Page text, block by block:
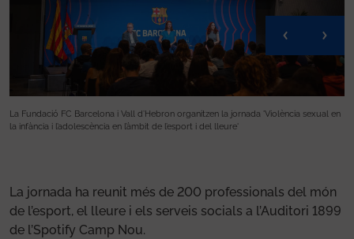
La Fundació FC Barcelona i Vall d’Hebron organitzen la jornada 'Violència sexual en
la infància i l’adolescència en l’àmbit de l’esport i del lleure'
La jornada ha reunit més de 200 professionals del món
de l’esport, el lleure i els serveis socials a l’Auditori 1899
de l’Spotify Camp Nou.